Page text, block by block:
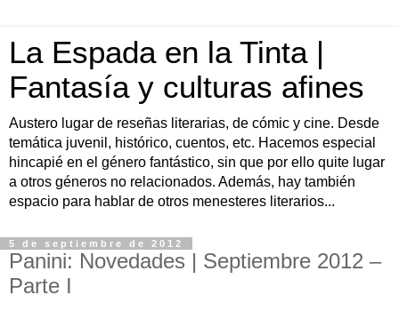
La Espada en la Tinta |
Fantasía y culturas afines
Austero lugar de reseñas literarias, de cómic y cine. Desde
temática juvenil, histórico, cuentos, etc. Hacemos especial
hincapié en el género fantástico, sin que por ello quite lugar
a otros géneros no relacionados. Además, hay también
espacio para hablar de otros menesteres literarios...
5 de septiembre de 2012
Panini: Novedades | Septiembre 2012 –
Parte I